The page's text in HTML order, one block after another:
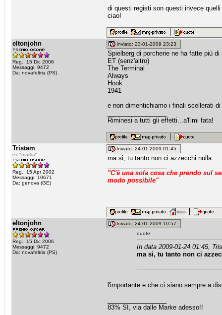
di questi registi son questi invece
ciao!
eltonjohn
Reg.: 15 Dic 2006
Messaggi: 9472
Da: novafeltria (PS)
Inviato: 23-01-2009 23:23
Spielberg di porcherie ne ha fatte più
ET (senz'altro)
The Terminal
Always
Hook
1941
e non dimentichiamo i finali scellerati
Riminesi a tutti gli effetti...a'l'imi fata!
Tristam
ex "mattia"
Reg.: 15 Apr 2002
Messaggi: 10671
Da: genova (GE)
Inviato: 24-01-2009 01:45
ma si, tu tanto non ci azzecchi nulla...
"C'è una sola cosa che prendo sul
modo possibile"
eltonjohn
Reg.: 15 Dic 2006
Messaggi: 9472
Da: novafeltria (PS)
Inviato: 24-01-2009 10:57
quote:
In data 2009-01-24 01:45,
ma si, tu tanto non ci
l'importante e che ci siano sempre a
83% SI, via dalle Marke adesso!!